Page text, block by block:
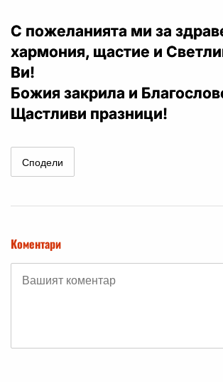
С пожеланията ми за
хармония, щастие и
Ви!
Божия закрила и
Щастливи празници!
Сподели
Коментари